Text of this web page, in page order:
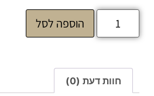
הוספה לסל
חוות דעת (0)